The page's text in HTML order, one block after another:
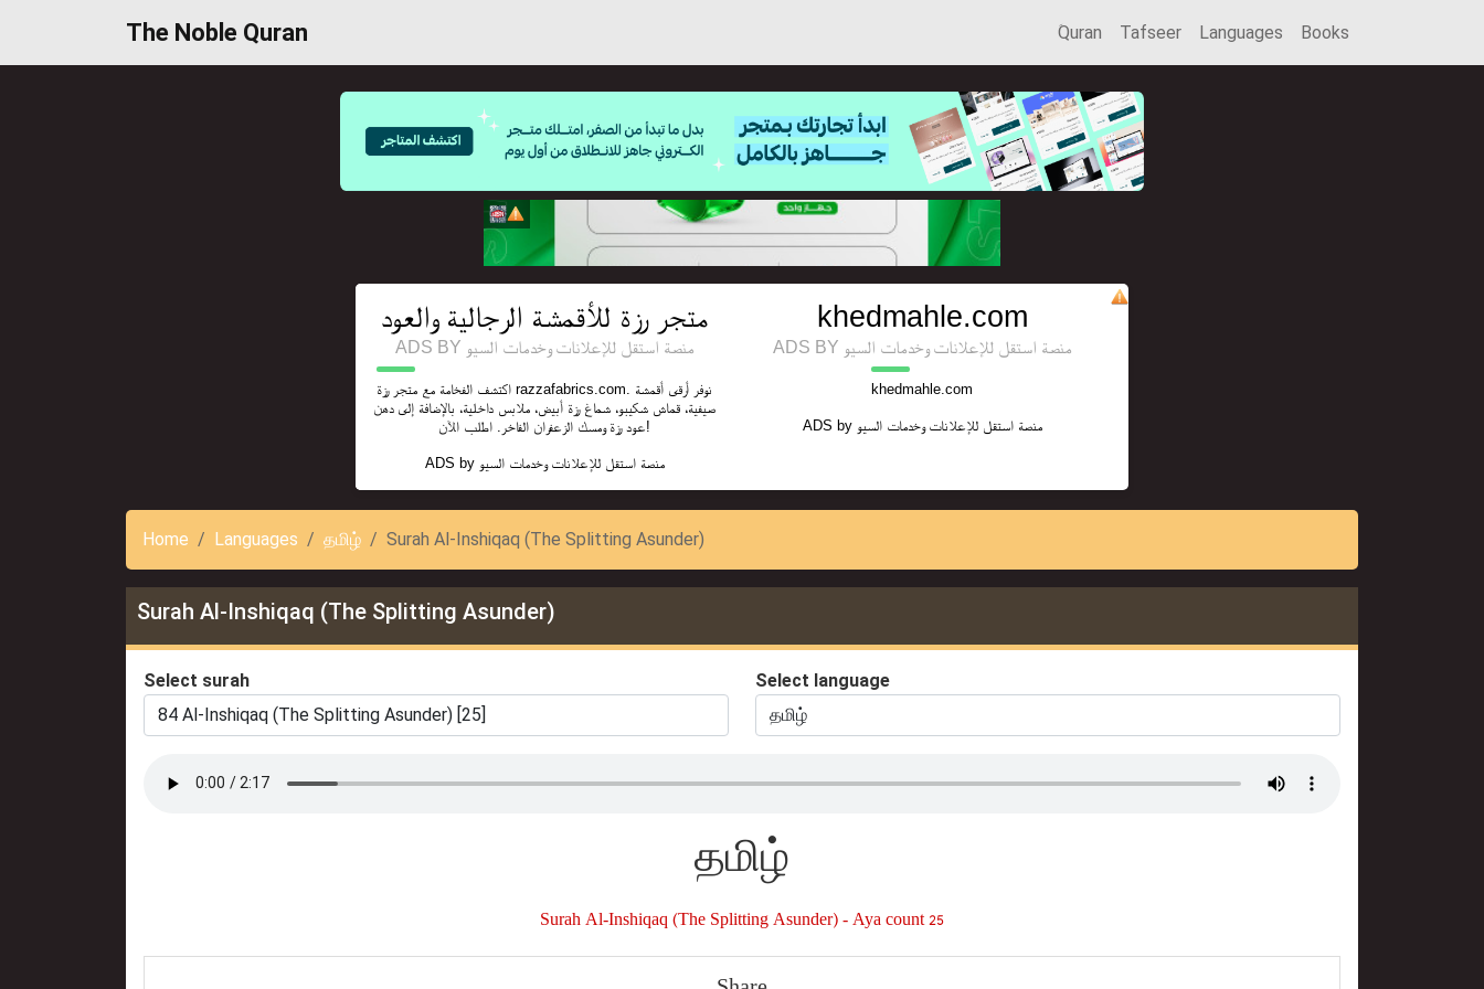
The Noble Quran َQuran Tafseer Languages Books
متجر رزة للأقمشة الرجالية والعود
ADS BY منصة استقل للإعلانات وخدمات السيو
اكتشف الفخامة مع متجر رزة razzafabrics.com. نوفر أرقى أقمشة
صيفية، قماش شكيبو، شماغ رزة أبيض، ملابس داخلية، بالإضافة إلى دهن
عود رزة ومسك الزعفران الفاخر. اطلب الآن!
ADS by منصة استقل للإعلانات وخدمات السيو
khedmahle.com
ADS BY منصة استقل للإعلانات وخدمات السيو
khedmahle.com
ADS by منصة استقل للإعلانات وخدمات السيو
Home Languages தமிழ் Surah Al-Inshiqaq (The Splitting Asunder)
Surah Al-Inshiqaq (The Splitting Asunder)
Select surah Select language
தமிழ்
Surah Al-Inshiqaq (The Splitting Asunder) - Aya count 25